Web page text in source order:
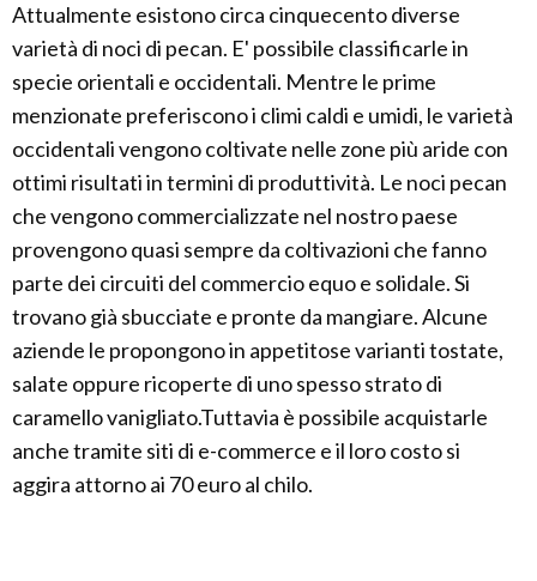
Attualmente esistono circa cinquecento diverse
varietà di noci di pecan. E' possibile classificarle in
specie orientali e occidentali. Mentre le prime
menzionate preferiscono i climi caldi e umidi, le varietà
occidentali vengono coltivate nelle zone più aride con
ottimi risultati in termini di produttività. Le noci pecan
che vengono commercializzate nel nostro paese
provengono quasi sempre da coltivazioni che fanno
parte dei circuiti del commercio equo e solidale. Si
trovano già sbucciate e pronte da mangiare. Alcune
aziende le propongono in appetitose varianti tostate,
salate oppure ricoperte di uno spesso strato di
caramello vanigliato.Tuttavia è possibile acquistarle
anche tramite siti di e-commerce e il loro costo si
aggira attorno ai 70 euro al chilo.